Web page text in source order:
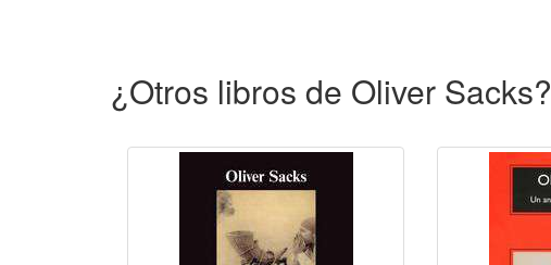
¿Otros libros de Oliver Sacks?